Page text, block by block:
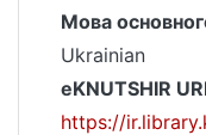
Мова
Ukrainian
eKNUTSHIR
https://